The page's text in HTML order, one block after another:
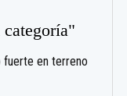
fuerte en terreno